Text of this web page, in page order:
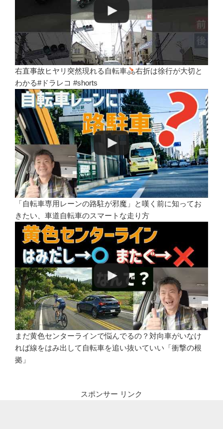
右直事故ヒヤリ突然現れる自転車
右折は徐行が大切と
わかる#ドラレコ #shorts
「自転車専用レーンの路駐が邪魔」と嘆く前に知ってお
きたい、車道自転車のスマートな走り方
まだ黄色センターラインで悩んでるの？対向車がいなけ
れば線をはみ出して自転車を追い抜いていい「衝撃の根
拠」
スポンサー リンク